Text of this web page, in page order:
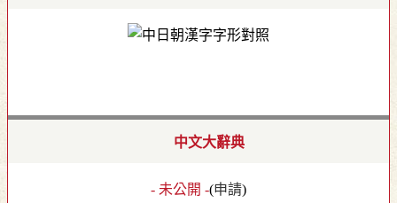
中文大辭典
- 未公開 -(申請)